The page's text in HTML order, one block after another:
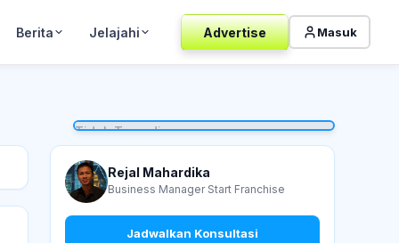
Berita Jelajahi Advertise Masuk
Tidak Tersedia
Rejal Mahardika
Business Manager Start Franchise
Jadwalkan Konsultasi